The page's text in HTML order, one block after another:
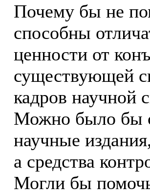
Почему бы не
способны
ценности от
существующей
кадров научной
Можно было бы
научные
а средства
Могли бы